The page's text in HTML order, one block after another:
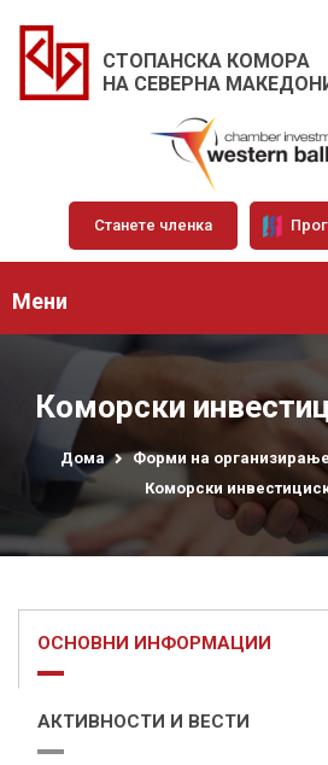
СТОПАНСКА КОМОРА
НА СЕВЕРНА
Станете членка
Мени
Коморски
Дома Форми на организирање
Коморски
ОСНОВНИ ИНФОРМАЦИИ
АКТИВНОСТИ И ВЕСТИ